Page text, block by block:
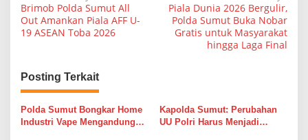
a
v
g
a
s
Brimob Polda Sumut All
Out Amankan Piala AFF U-
19 ASEAN Toba 2026
Piala Dunia 2026 Bergulir,
Polda Sumut Buka Nobar
Gratis untuk Masyarakat
hingga Laga Final
Posting Terkait
Polda Sumut Bongkar Home
Industri Vape Mengandung
Kapolda Sumut: Perubahan
UU Polri Harus Menjadi